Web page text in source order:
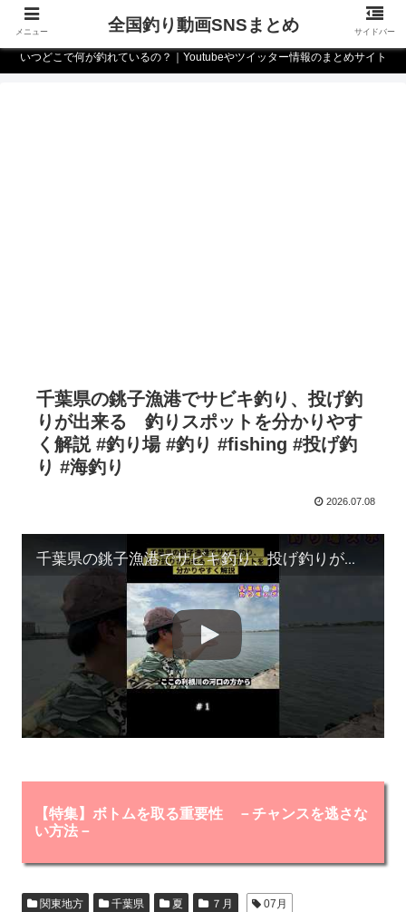
いつどこで何が釣れているの？｜Youtubeやツイッター情報のまとめサイト
千葉県の銚子漁港でサビキ釣り、投げ釣
りが出来る 釣りスポットを分かりやす
く解説 #釣り場 #釣り #fishing #投げ釣
り #海釣り
2026.07.08
千葉県の銚子漁港でサビキ釣り、投げ釣りが出来る 釣りスポットを分かりやすく解説 #釣り場 #釣り #fishing #投げ釣り #海釣り
【特集】ボトムを取る重要性 －チャンスを逃さな
い方法－
関東地方 千葉県 夏 ７月 07月
メニュー 全国釣り動画SNSまとめ サイドバー